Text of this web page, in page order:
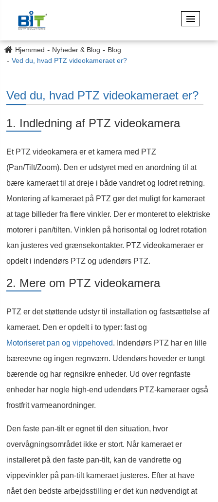
Hjemmed Nyheder & Blog
Blog
Ved du, hvad PTZ videokameraet er?
Ved du, hvad PTZ videokameraet er?
1. Indledning af PTZ videokamera
Et PTZ videokamera er et kamera med PTZ
(Pan/Tilt/Zoom). Den er udstyret med en anordning til at
bære kameraet til at dreje i både vandret og lodret retning.
Montering af kameraet på PTZ gør det muligt for kameraet
at tage billeder fra flere vinkler. Der er monteret to elektriske
motorer i pan/tilten. Vinklen på horisontal og lodret rotation
kan justeres ved grænsekontakter. PTZ videokameraer er
opdelt i indendørs PTZ og udendørs PTZ.
2. Mere om PTZ videokamera
PTZ er det støttende udstyr til installation og fastsættelse af
kameraet. Den er opdelt i to typer: fast og
Motoriseret pan og vippehoved. Indendørs PTZ har en lille
bæreevne og ingen regnværn. Udendørs hoveder er tungt
bærende og har regnsikre enheder. Ud over regnfaste
enheder har nogle high-end udendørs PTZ-kameraer også
frostfrit varmeanordninger.
Den faste pan-tilt er egnet til den situation, hvor
overvågningsområdet ikke er stort. Når kameraet er
installeret på den faste pan-tilt, kan de vandrette og
vippevinkler på pan-tilt kameraet justeres. Efter at have
nået den bedste arbejdsstilling er det kun nødvendigt at